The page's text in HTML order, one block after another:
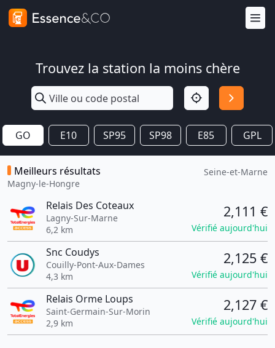
Trouvez la station la moins chère
GO E10 SP95 SP98 E85 GPL
Meilleurs résultats
Magny-le-Hongre
Seine-et-Marne
Relais Des Coteaux
Lagny-Sur-Marne
6,2 km
2,111 €
Vérifié aujourd'hui
Snc Coudys
Couilly-Pont-Aux-Dames
4,3 km
2,125 €
Vérifié aujourd'hui
Relais Orme Loups
Saint-Germain-Sur-Morin
2,9 km
2,127 €
Vérifié aujourd'hui